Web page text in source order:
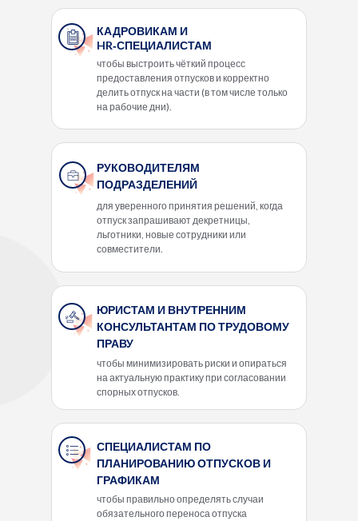
СПЕЦИАЛИСТАМ ПО
ПЛАНИРОВАНИЮ ОТПУСКОВ И
ГРАФИКАМ
чтобы минимизировать риски и опираться
на актуальную практику при согласовании
спорных отпусков.
ЮРИСТАМ И ВНУТРЕННИМ
КОНСУЛЬТАНТАМ ПО ТРУДОВОМУ
ПРАВУ
для уверенного принятия решений, когда
отпуск запрашивают декретницы,
льготники, новые сотрудники или
совместители.
РУКОВОДИТЕЛЯМ
ПОДРАЗДЕЛЕНИЙ
чтобы выстроить чёткий процесс
предоставления отпусков и корректно
делить отпуск на части (в том числе только
на рабочие дни).
КАДРОВИКАМ И
HR‑СПЕЦИАЛИСТАМ
чтобы правильно определять случаи
обязательного переноса отпуска